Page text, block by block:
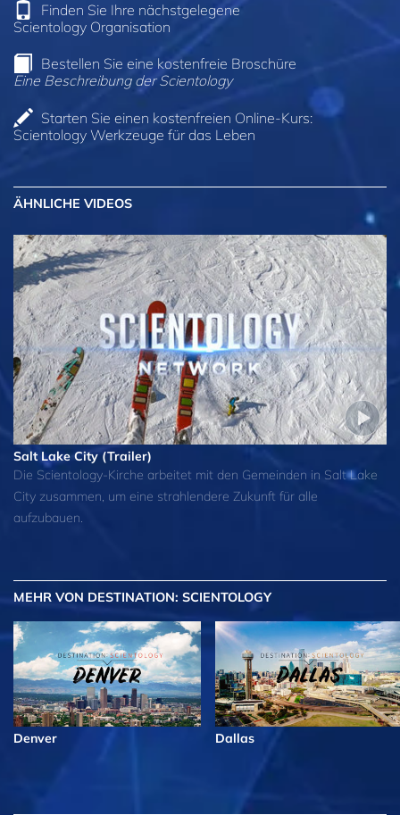
Finden Sie Ihre nächstgelegene
Scientology Organisation
Bestellen Sie eine kostenfreie Broschüre
Eine Beschreibung der Scientology
Starten Sie einen kostenfreien Online-Kurs:
Scientology Werkzeuge für das Leben
ÄHNLICHE VIDEOS
Salt Lake City (Trailer)
Die Scientology-Kirche arbeitet mit den Gemeinden in Salt Lake
City zusammen, um eine strahlendere Zukunft für alle
aufzubauen.
MEHR VON DESTINATION: SCIENTOLOGY
Denver Dallas